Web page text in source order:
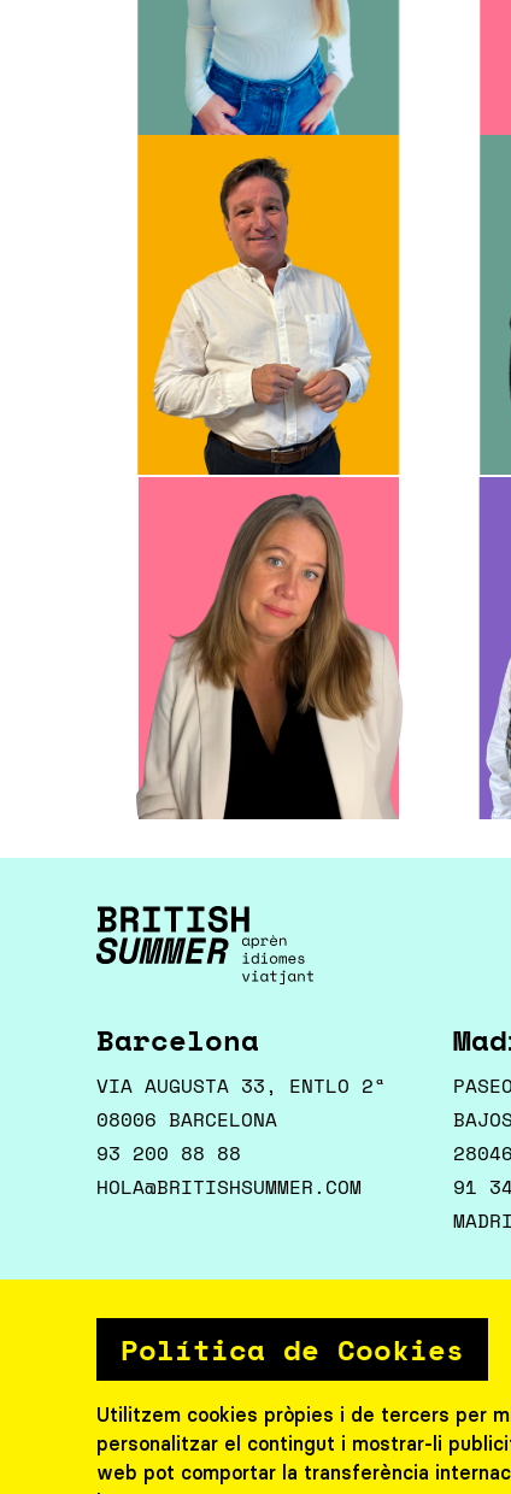
Barcelona
VIA AUGUSTA 33, ENTLO 2ª
08006 BARCELONA
93 200 88 88
HOLA@BRITISHSUMMER.COM
BAJOS
91
Segueix-nos
Política de Cookies
Utilitzem cookies pròpies i de tercers per
personalitzar el contingut i mostrar-li
web pot comportar la transferència